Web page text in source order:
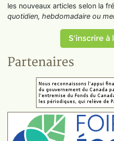
les nouveaux articles selon la
quotidien, hebdomadaire ou
S'inscrire
Partenaires